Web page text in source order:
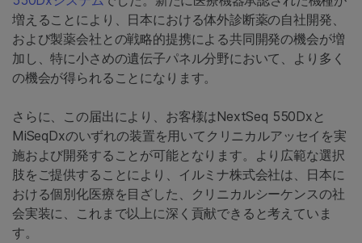
増えることにより、日本における体外診断薬の自社開発、
および製薬会社との戦略的提携による共同開発の機会が増
加し、特に小さめの遺伝子パネル分野において、より多く
の機会が得られることになります。
さらに、この届出により、お客様はNextSeq 550Dxと
MiSeqDxのいずれの装置を用いてクリニカルアッセイを実
施および開発することが可能となります。より広範な選択
肢をご提供することにより、イルミナ株式会社は、日本に
おける個別化医療を目ざした、クリニカルシーケンスの社
会実装に、これまで以上に深く貢献できると考えていま
す。